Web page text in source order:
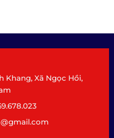
Khang, Xã Ngọc Hồi,